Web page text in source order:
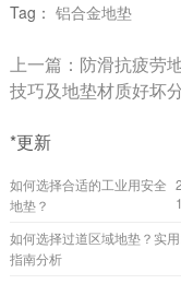
Tag： 铝合金地垫
上一篇： 防滑抗疲劳
技巧及地垫材质好坏
*更新
如何选择合适的工业用安全
地垫？
如何选择过道区域地垫？实用
指南分析